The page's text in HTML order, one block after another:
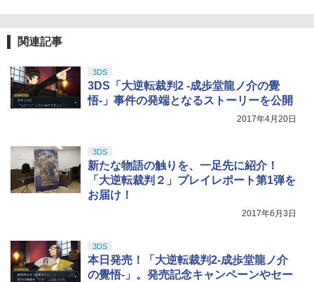
関連記事
3DS
3DS「大逆転裁判2 -成歩堂龍ノ介の覺
悟-」事件の発端となるストーリーを公開
2017年4月20日
3DS
新たな物語の触りを、一足先に紹介！
「大逆転裁判２」プレイレポート第1弾を
お届け！
2017年6月3日
3DS
本日発売！「大逆転裁判2-成歩堂龍ノ介
の覺悟-」。発売記念キャンペーンやセー